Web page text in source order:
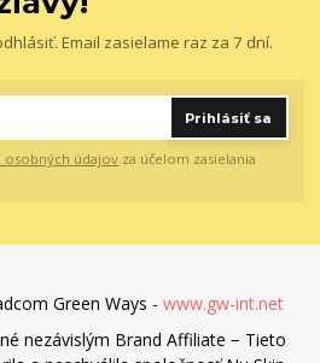
Email zasielame raz za 7 dní.
Prihlásiť sa
osobných údajov za účelom zasielania
Green Ways - www.gw-int.net
nezávislým Brand Affiliate − Tieto